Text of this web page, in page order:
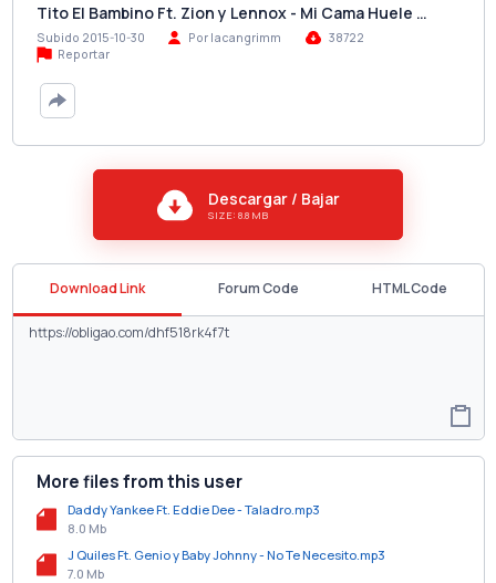
Tito El Bambino Ft. Zion y Lennox - Mi Cama Huele …
Subido 2015-10-30 Por lacangrimm
38722
Reportar
Descargar / Bajar
SIZE: 8.8 MB
Download Link Forum Code HTML Code
More files from this user
Daddy Yankee Ft. Eddie Dee - Taladro.mp3
8.0 Mb
J Quiles Ft. Genio y Baby Johnny - No Te Necesito.mp3
7.0 Mb